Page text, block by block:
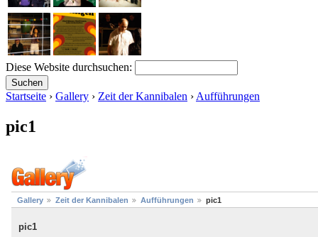
Diese Website durchsuchen:
Startseite › Gallery › Zeit der Kannibalen › Aufführungen
pic1
Gallery Zeit der Kannibalen Aufführungen pic1
pic1